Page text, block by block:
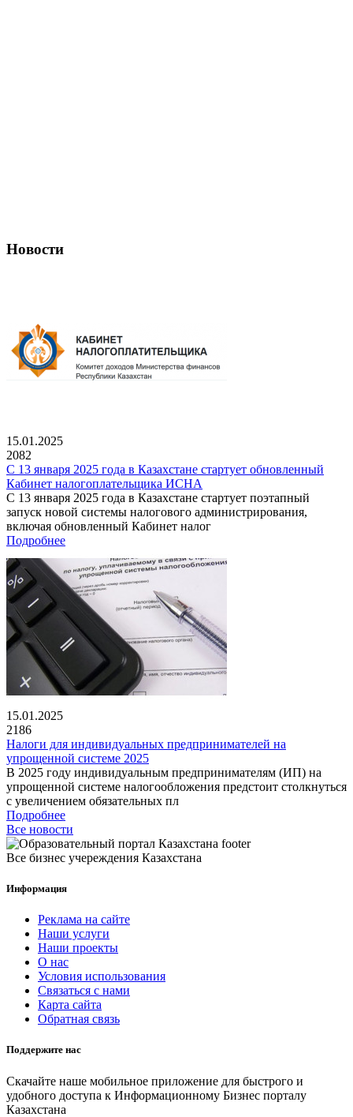
Новости
15.01.2025
2082
С 13 января 2025 года в Казахстане стартует обновленный
Кабинет налогоплательщика ИСНА
С 13 января 2025 года в Казахстане стартует поэтапный
запуск новой системы налогового администрирования,
включая обновленный Кабинет налог
Подробнее
15.01.2025
2186
Налоги для индивидуальных предпринимателей на
упрощенной системе 2025
В 2025 году индивидуальным предпринимателям (ИП) на
упрощенной системе налогообложения предстоит столкнуться
с увеличением обязательных пл
Подробнее
Все новости
Все бизнес учереждения Казахстана
Информация
Реклама на сайте
Наши услуги
Наши проекты
О нас
Условия использования
Связаться с нами
Карта сайта
Обратная связь
Поддержите нас
Скачайте наше мобильное приложение для быстрого и
удобного доступа к Информационному Бизнес порталу
Казахстана